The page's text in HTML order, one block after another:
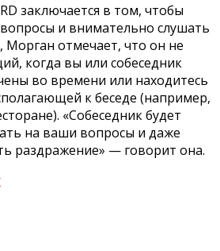
заключается в том, чтобы
и внимательно слушать
Морган отмечает, что он не
когда вы или собеседник
во времени или находитесь
к беседе (например,
«Собеседник будет
на ваши вопросы и даже
раздражение» — говорит она.